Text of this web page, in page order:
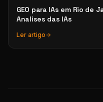
GEO para IAs em Rio de
Analises das IAs
Ler artigo